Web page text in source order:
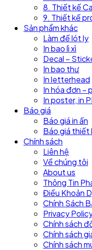
8. Thiết kế
9. Thiết kế
Sản phẩm khác
Làm đế lót ly
In bao lì xì
Decal –
In bao thư
In letterhead
In hóa đơn –
In poster, in
Báo giá
Báo giá in ấn
Báo giá thiết
Chính sách
Liên hệ
Về chúng tôi
About us
Thông Tin
Điều Khoản
Chính Sách
Privacy
Chính sách
Chính sách
Chính sách